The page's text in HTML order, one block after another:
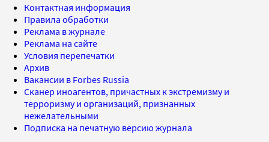
Контактная информация
Правила обработки
Реклама в журнале
Реклама на сайте
Условия перепечатки
Архив
Вакансии в Forbes Russia
Сканер иноагентов, причастных к экстремизму и
терроризму и организаций, признанных
нежелательными
Подписка на печатную версию журнала